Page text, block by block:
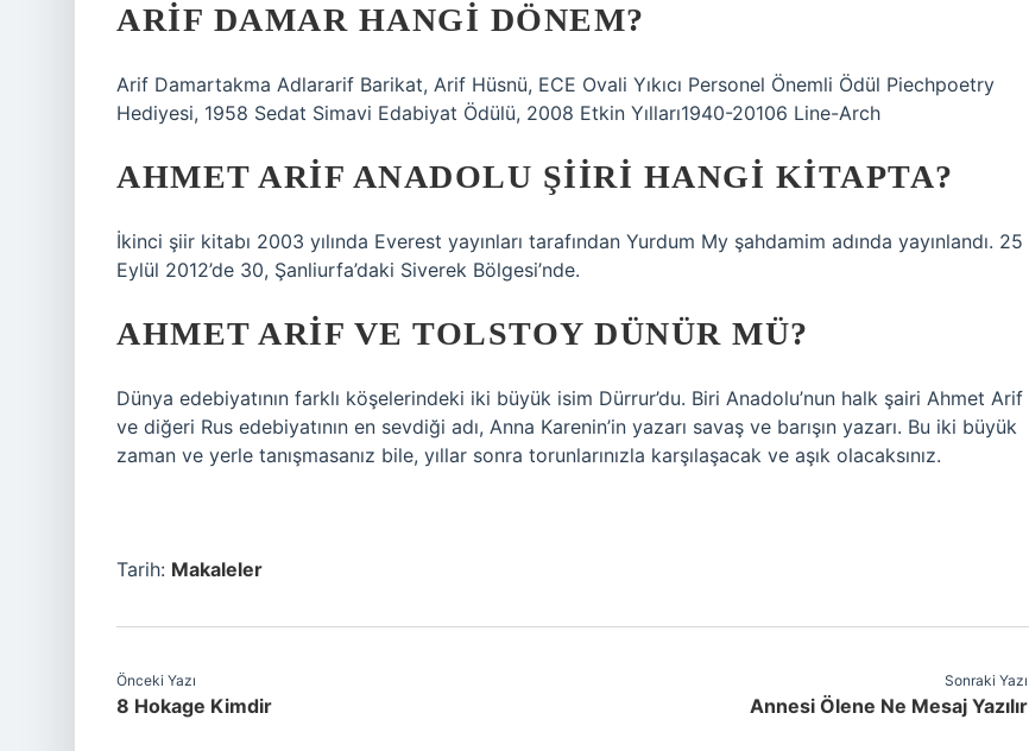
ARIF DAMAR HANGI DÖNEM?
Arif Damartakma Adlararif Barikat, Arif Hüsnü, ECE Ovali Yıkıcı Personel Önemli Ödül Piechpoetry
Hediyesi, 1958 Sedat Simavi Edabiyat Ödülü, 2008 Etkin Yılları1940-20106 Line-Arch
AHMET ARIF ANADOLU ŞIIRI HANGI KITAPTA?
İkinci şiir kitabı 2003 yılında Everest yayınları tarafından Yurdum My şahdamim adında yayınlandı. 25
Eylül 2012’de 30, Şanliurfa’daki Siverek Bölgesi’nde.
AHMET ARIF VE TOLSTOY DÜNÜR MÜ?
Dünya edebiyatının farklı köşelerindeki iki büyük isim Dürrur’du. Biri Anadolu’nun halk şairi Ahmet Arif
ve diğeri Rus edebiyatının en sevdiği adı, Anna Karenin’in yazarı savaş ve barışın yazarı. Bu iki büyük
zaman ve yerle tanışmasanız bile, yıllar sonra torunlarınızla karşılaşacak ve aşık olacaksınız.
Tarih: Makaleler
Önceki Yazı
8 Hokage Kimdir
Sonraki Yazı
Annesi Ölene Ne Mesaj Yazılır